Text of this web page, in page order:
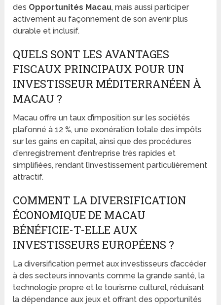
des Opportunités Macau, mais aussi participer
activement au façonnement de son avenir plus
durable et inclusif.
QUELS SONT LES AVANTAGES
FISCAUX PRINCIPAUX POUR UN
INVESTISSEUR MÉDITERRANÉEN À
MACAU ?
Macau offre un taux d’imposition sur les sociétés
plafonné à 12 %, une exonération totale des impôts
sur les gains en capital, ainsi que des procédures
d’enregistrement d’entreprise très rapides et
simplifiées, rendant l’investissement particulièrement
attractif.
COMMENT LA DIVERSIFICATION
ÉCONOMIQUE DE MACAU
BÉNÉFICIE-T-ELLE AUX
INVESTISSEURS EUROPÉENS ?
La diversification permet aux investisseurs d’accéder
à des secteurs innovants comme la grande santé, la
technologie propre et le tourisme culturel, réduisant
la dépendance aux jeux et offrant des opportunités